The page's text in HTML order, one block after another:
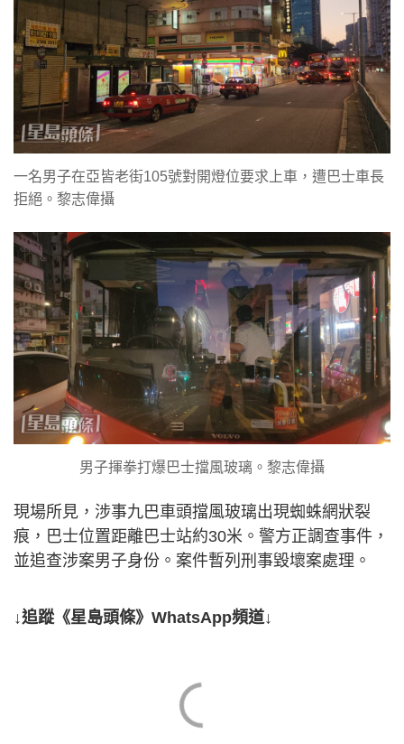
一名男子在亞皆老街105號對開燈位要求上車，遭巴士車長
拒絕。黎志偉攝
男子揮拳打爆巴士擋風玻璃。黎志偉攝
現場所見，涉事九巴車頭擋風玻璃出現蜘蛛網狀裂
痕，巴士位置距離巴士站約30米。警方正調查事件，
並追查涉案男子身份。案件暫列刑事毀壞案處理。
↓追蹤《星島頭條》WhatsApp頻道↓